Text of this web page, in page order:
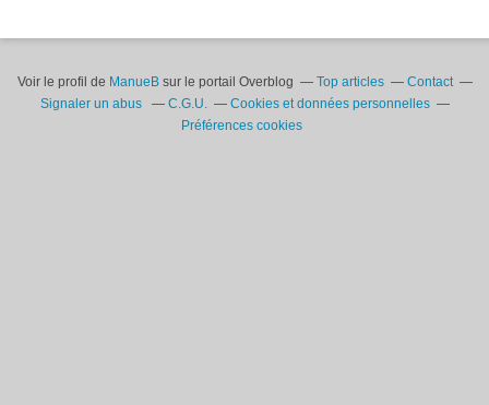
Voir le profil de ManueBsur le portail Overblog Top articles
Contact
Signaler un abus
C.G.U.
Cookies et données personnelles
Préférences cookies